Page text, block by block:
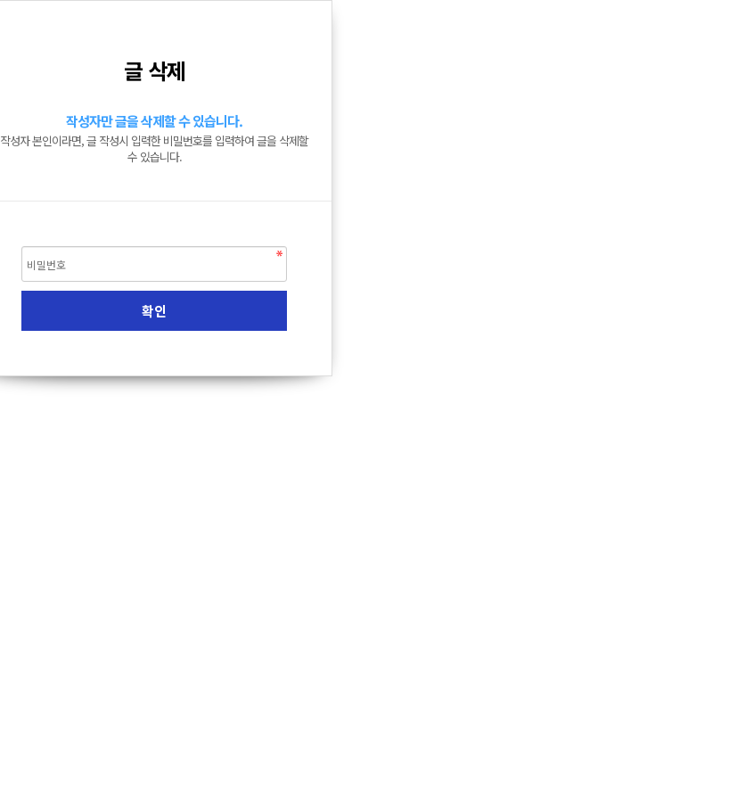
글 삭제
작성자만 글을 삭제할 수 있습니다.
작성자 본인이라면, 글 작성시 입력한 비밀번호를 입력하여 글을 삭제할
수 있습니다.